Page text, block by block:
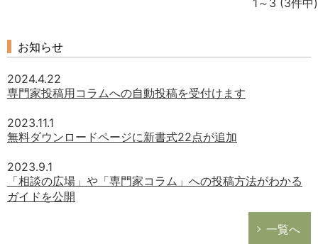
選択してください
1～3 (3件中)
お知らせ
2024.4.22
専門家投稿用コラムへの自動投稿を受付けます
2023.11.1
無料ダウンロードページに新書式22点が追加
2023.9.1
「相談の広場」や「専門家コラム」への投稿方法がわかる
ガイドを公開
一覧へ